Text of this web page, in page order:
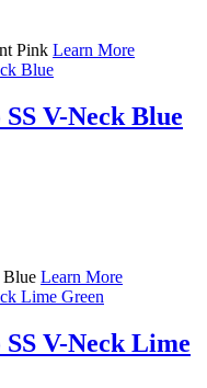
Pink Learn More
V-Neck Blue
Blue Learn More
V-Neck Lime